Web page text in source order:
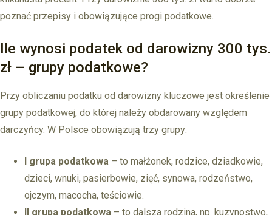
poznać przepisy i obowiązujące progi podatkowe.
Ile wynosi podatek od darowizny 300 tys.
zł – grupy podatkowe?
Przy obliczaniu podatku od darowizny kluczowe jest określenie
grupy podatkowej, do której należy obdarowany względem
darczyńcy. W Polsce obowiązują trzy grupy:
I grupa podatkowa – to małżonek, rodzice, dziadkowie,
dzieci, wnuki, pasierbowie, zięć, synowa, rodzeństwo,
ojczym, macocha, teściowie.
II grupa podatkowa – to dalsza rodzina, np. kuzynostwo,